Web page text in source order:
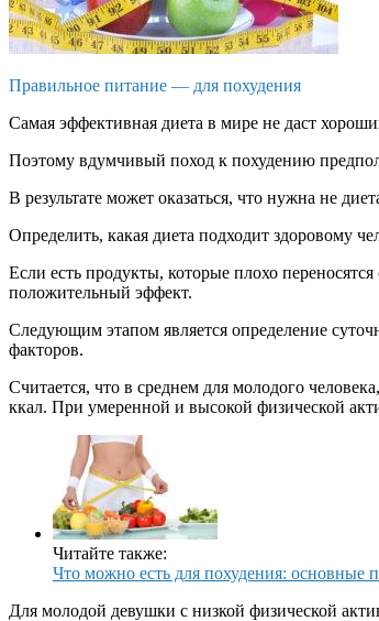
Правильное питание — для похудения
Самая эффективная диета в мире не даст
Поэтому вдумчивый поход к похудению
В результате может оказаться, что нужна не
Определить, какая диета подходит здоровому
Если есть продукты, которые плохо
положительный эффект.
Следующим этапом является определение
факторов.
Считается, что в среднем для молодого
ккал. При умеренной и высокой физической
Читайте также:
Что можно есть для похудения: основные
Для молодой девушки с низкой физической